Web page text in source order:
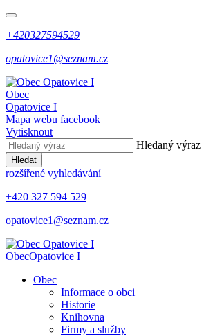
+420327594529
opatovice1@seznam.cz
Obec
Opatovice I
Mapa webu facebook
Vytisknout
Hledaný výraz
Hledat
rozšířené vyhledávání
+420 327 594 529
opatovice1@seznam.cz
ObecOpatovice I
Obec
Informace o obci
Historie
Knihovna
Firmy a služby